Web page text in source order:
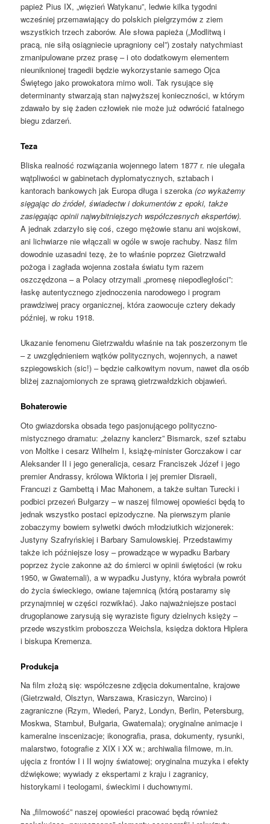
papież Pius IX, „więzień Watykanu”, ledwie kilka tygodni
wcześniej przemawiający do polskich pielgrzymów z ziem
wszystkich trzech zaborów. Ale słowa papieża („Modlitwą i
pracą, nie siłą osiągniecie upragniony cel”) zostały natychmiast
zmanipulowane przez prasę – i oto dodatkowym elementem
nieuniknionej tragedii będzie wykorzystanie samego Ojca
Świętego jako prowokatora mimo woli. Tak rysujące się
determinanty stwarzają stan najwyższej konieczności, w którym
zdawało by się żaden człowiek nie może już odwrócić fatalnego
biegu zdarzeń.
Teza
Bliska realność rozwiązania wojennego latem 1877 r. nie ulegała
wątpliwości w gabinetach dyplomatycznych, sztabach i
kantorach bankowych jak Europa długa i szeroka(co wykażemy
sięgając do źródeł, świadectw i dokumentów z epoki, także
zasięgając opinii najwybitniejszych współczesnych ekspertów).
A jednak zdarzyło się coś, czego mężowie stanu ani wojskowi,
ani lichwiarze nie włączali w ogóle w swoje rachuby. Nasz film
dowodnie uzasadni tezę, że to właśnie poprzez Gietrzwałd
pożoga i zagłada wojenna została światu tym razem
oszczędzona – a Polacy otrzymali „promesę niepodległości”:
łaskę autentycznego zjednoczenia narodowego i program
prawdziwej pracy organicznej, która zaowocuje cztery dekady
później, w roku 1918.
Ukazanie fenomenu Gietrzwałdu właśnie na tak poszerzonym tle
– z uwzględnieniem wątków politycznych, wojennych, a nawet
szpiegowskich (sic!) – będzie całkowitym novum, nawet dla osób
bliżej zaznajomionych ze sprawą gietrzwałdzkich objawień.
Bohaterowie
Oto gwiazdorska obsada tego pasjonującego polityczno-
mistycznego dramatu: „żelazny kanclerz” Bismarck, szef sztabu
von Moltke i cesarz Wilhelm I, książę-minister Gorczakow i car
Aleksander II i jego generalicja, cesarz Franciszek Józef i jego
premier Andrassy, królowa Wiktoria i jej premier Disraeli,
Francuzi z Gambettą i Mac Mahonem, a także sułtan Turecki i
podbici przezeń Bułgarzy – w naszej filmowej opowieści będą to
jednak wszystko postaci epizodyczne. Na pierwszym planie
zobaczymy bowiem sylwetki dwóch młodziutkich wizjonerek:
Justyny Szafryńskiej i Barbary Samulowskiej. Przedstawimy
także ich późniejsze losy – prowadzące w wypadku Barbary
poprzez życie zakonne aż do śmierci w opinii świętości (w roku
1950, w Gwatemali), a w wypadku Justyny, która wybrała powrót
do życia świeckiego, owiane tajemnicą (którą postaramy się
przynajmniej w części rozwikłać). Jako najważniejsze postaci
drugoplanowe zarysują się wyraziste figury dzielnych księży –
przede wszystkim proboszcza Weichsla, księdza doktora Hiplera
i biskupa Kremenza.
Produkcja
Na film złożą się: współczesne zdjęcia dokumentalne, krajowe
(Gietrzwałd, Olsztyn, Warszawa, Krasiczyn, Warcino) i
zagraniczne (Rzym, Wiedeń, Paryż, Londyn, Berlin, Petersburg,
Moskwa, Stambuł, Bułgaria, Gwatemala); oryginalne animacje i
kameralne inscenizacje; ikonografia, prasa, dokumenty, rysunki,
malarstwo, fotografie z XIX i XX w.; archiwalia filmowe, m.in.
ujęcia z frontów I i II wojny światowej; oryginalna muzyka i efekty
dźwiękowe; wywiady z ekspertami z kraju i zagranicy,
historykami i teologami, świeckimi i duchownymi.
Na „filmowość” naszej opowieści pracować będą również